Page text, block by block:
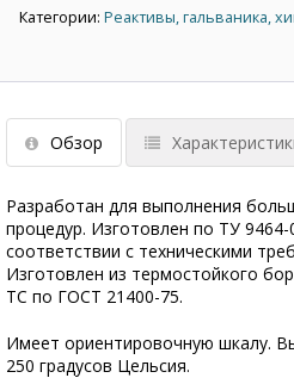
Категории: Реактивы, гальваника,
Обзор
Разработан для выполнения
процедур. Изготовлен по ТУ
соответствии с техническими
Изготовлен из термостойкого
ТС по ГОСТ 21400-75.
Имеет ориентировочную шкалу.
250 градусов Цельсия.